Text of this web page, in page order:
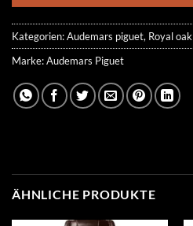
Kategorien:Audemars piguet, Royal oak
Marke:Audemars Piguet
ÄHNLICHE PRODUKTE